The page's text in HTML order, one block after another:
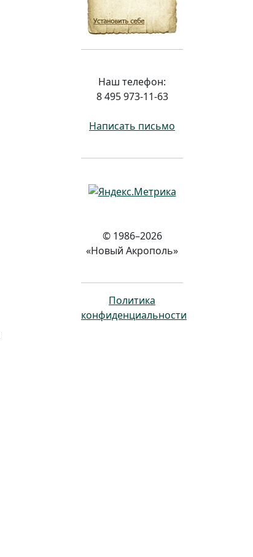
Наш телефон:
8 495 973-11-63
Написать письмо
© 1986–2026
«Новый Акрополь»
Политика
конфиденциальности